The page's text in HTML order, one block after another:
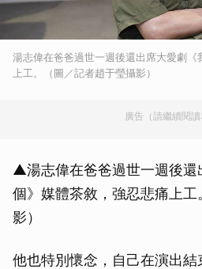
湯志偉在爸爸過世一週後還出席大愛劇
上工。（圖／記者趙于瑩攝影）
廣告（請繼續閱讀
▲湯志偉在爸爸過世一週後還
個》媒體茶敘，強忍悲痛上
影）
他也特別懷念，自己在演出